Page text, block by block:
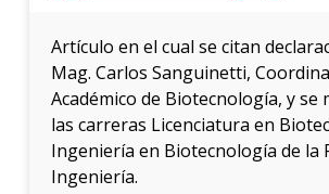
Artículo en el cual se citan
Mag. Carlos Sanguinetti,
Académico de Biotecnología, y se
las carreras Licenciatura en
Ingeniería en Biotecnología de la
Ingeniería.